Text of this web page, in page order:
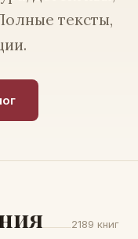
тексты,
2189 книг